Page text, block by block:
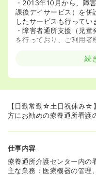
・2013年10月から、障
課後デイサービス）を併
したサービスも行ってい
・障害者通所支援（児童
を行っており、ご利用者
続
【日勤常勤☆土日祝休み☆
方にお勧めの療養通所看護
仕事内容
療養通所介護センター内の
主な業務：医療機器の管理